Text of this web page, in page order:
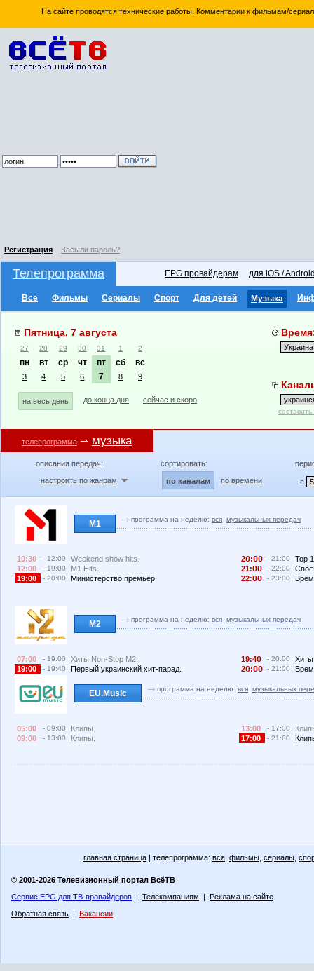
На сайте проводятся технические работы. Комментарии к фильмам/
Регистрация Забыли пароль?
Телепрограмма EPG провайдерам для iOS /
Все Фильмы Сериалы Спорт Для детей Музыка
Пятница, 7 августа
27 28 29 30 31 1 2
пн вт ср чт пт сб вс
3 4 5 6 7 8 9
на весь день до конца дня сейчас и скоро
телепрограмма музыка
описания передач:
настроить по жанрам
сортировать:
по каналам по времени с
М1 программа на неделю: вся музыкальных передач
10:30 - 12:00
Weekend show hits.
12:00
- 19:00
M1 Hits.
19:00
- 20:00 Министерство премьер.
2 : - 21:00
Top
21:
- 22:00
22:
- 23:00
М2 программа на неделю: вся музыкальных передач
07:00 - 19:00
Хиты Non-Stop M2.
19:00
- 19:40 Первый украинский хит-парад.
19:4 - 20:00
Хиты
2
: - 21:00
EU.Music программа на неделю: вся музыкальных
05:00 - 09:00
Клипы.
09:00
- 13:00 Клипы.
13:00 - 17:00
17:00
- 21:00
главная страница | телепрограмма: вся фильмы сериалы
© 2001-2026 Телевизионный портал ВсёТВ
Сервис EPG для ТВ-провайдеров | Телекомпаниям | Реклама на сайте
Обратная связь | Вакансии